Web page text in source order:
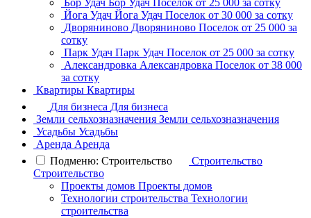
Бор Удач Бор Удач Поселок от 25 000 за сотку
Йога Удач Йога Удач Поселок от 30 000 за сотку
Дворяниново Дворяниново Поселок от 25 000 за
сотку
Парк Удач Парк Удач Поселок от 25 000 за сотку
Александровка Александровка Поселок от 38 000
за сотку
Квартиры Квартиры
Для бизнеса Для бизнеса
Земли сельхозназначения Земли сельхозназначения
Усадьбы Усадьбы
Аренда Аренда
Подменю: Строительство
Строительство
Строительство
Проекты домов Проекты домов
Технологии строительства Технологии
строительства